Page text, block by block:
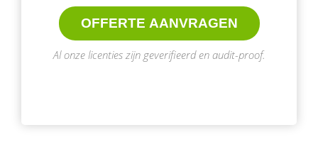
OFFERTE AANVRAGEN
Al onze licenties zijn geverifieerd en audit-proof.